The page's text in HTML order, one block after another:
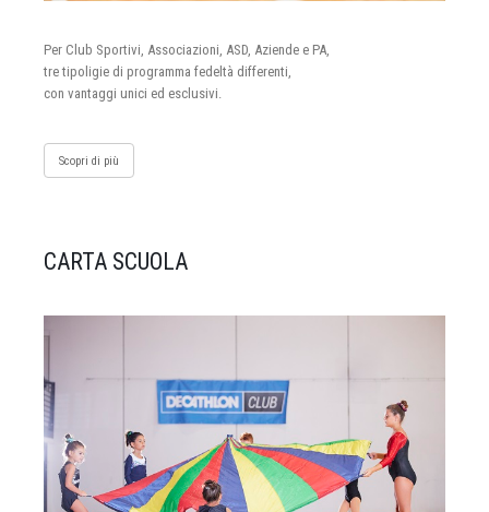
Per Club Sportivi, Associazioni, ASD, Aziende e PA,
tre tipoligie di programma fedeltà differenti,
con vantaggi unici ed esclusivi.
Scopri di più
CARTA SCUOLA